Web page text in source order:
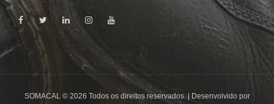
SOMACAL © 2026 Todos os direitos reservados. | Desenvolvido por